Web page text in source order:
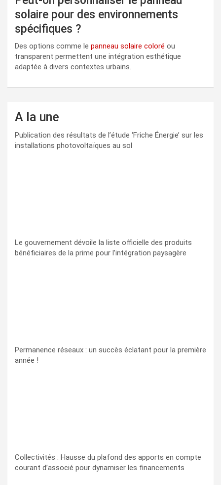
solaire pour des environnements
spécifiques ?
Des options comme le panneau solaire coloré ou
transparent permettent une intégration esthétique
adaptée à divers contextes urbains.
A la une
Publication des résultats de l’étude ‘Friche Énergie’ sur les
installations photovoltaïques au sol
Le gouvernement dévoile la liste officielle des produits
bénéficiaires de la prime pour l’intégration paysagère
Permanence réseaux : un succès éclatant pour la première
année !
Collectivités : Hausse du plafond des apports en compte
courant d’associé pour dynamiser les financements